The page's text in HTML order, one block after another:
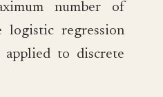
number of
regression
to discrete